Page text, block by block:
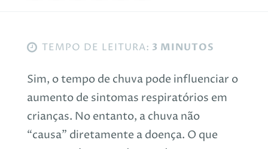
TEMPO DE LEITURA: 3 MINUTOS
Sim, o tempo de chuva pode influenciar o
aumento de sintomas respiratórios em
crianças. No entanto, a chuva não
“causa” diretamente a doença. O que